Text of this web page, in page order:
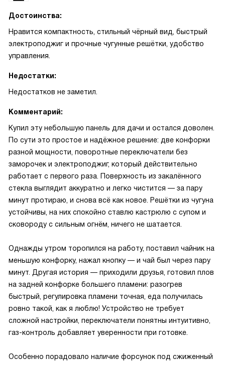
Достоинства:
Нравится компактность, стильный чёрный вид, быстрый
электроподжиг и прочные чугунные решётки, удобство
управления.
Недостатки:
Недостатков не заметил.
Комментарий:
Купил эту небольшую панель для дачи и остался доволен.
По сути это простое и надёжное решение: две конфорки
разной мощности, поворотные переключатели без
заморочек и электроподжиг, который действительно
работает с первого раза. Поверхность из закалённого
стекла выглядит аккуратно и легко чистится — за пару
минут протираю, и снова всё как новое. Решётки из чугуна
устойчивы, на них спокойно ставлю кастрюлю с супом и
сковороду с сильным огнём, ничего не шатается.
Однажды утром торопился на работу, поставил чайник на
меньшую конфорку, нажал кнопку — и чай был через пару
минут. Другая история — приходили друзья, готовил плов
на задней конфорке большего пламени: разогрев
быстрый, регулировка пламени точная, еда получилась
ровно такой, как я люблю! Устройство не требует
сложной настройки, переключатели понятны интуитивно,
газ-контроль добавляет уверенности при готовке.
Особенно порадовало наличие форсунок под сжиженный